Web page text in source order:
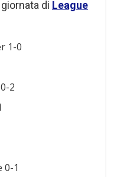
giornata di League
1-0
2
0-1